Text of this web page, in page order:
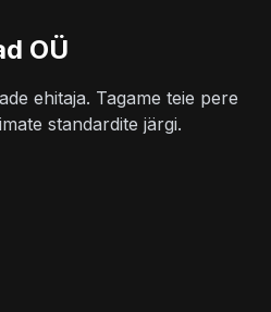
OÜ
ehitaja. Tagame teie pere
standardite järgi.